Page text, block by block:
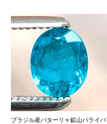
ブラジル産バターリャ鉱山パライバ